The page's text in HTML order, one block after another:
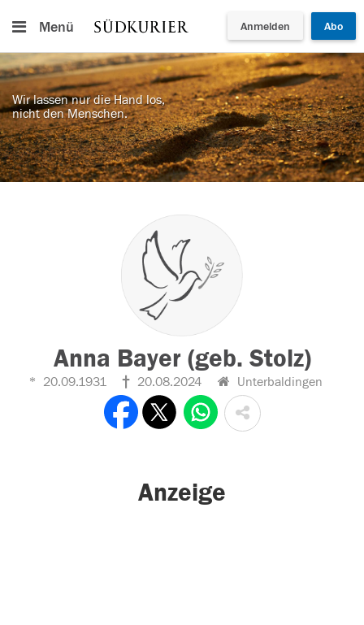
Menü Anmelden Abo
Wir lassen nur die Hand los,
nicht den Menschen.
Anna Bayer (geb. Stolz)
20.09.1931 20.08.2024 Unterbaldingen
Anzeige